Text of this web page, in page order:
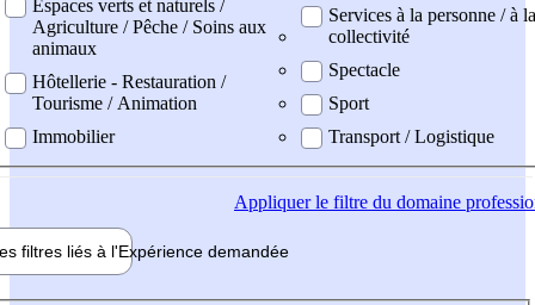
Espaces verts et naturels /
Agriculture / Pêche / Soins aux
animaux
Hôtellerie - Restauration /
Tourisme / Animation
Immobilier
Services à la personne / à la
collectivité
Spectacle
Sport
Transport / Logistique
Appliquerle filtre du domaine
filtres liés à l'Expérience demandée